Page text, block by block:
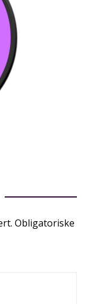
Obligatoriske